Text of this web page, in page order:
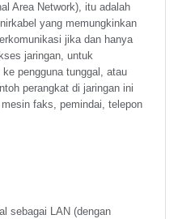
Area Network), itu adalah
yang memungkinkan
jika dan hanya
jaringan, untuk
pengguna tunggal, atau
perangkat di jaringan ini
faks, pemindai, telepon
sebagai LAN (dengan